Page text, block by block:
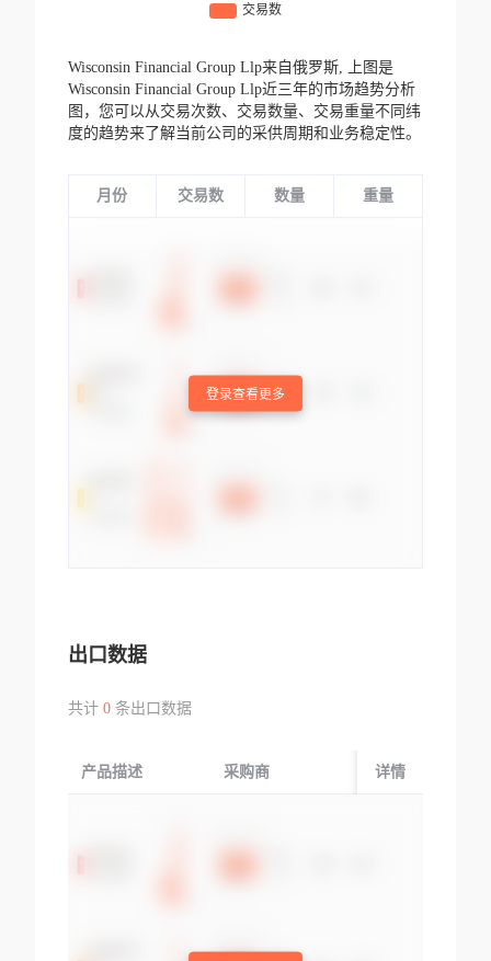
Wisconsin Financial Group Llp来自俄罗斯,
上图是
Wisconsin Financial Group Llp近三年的市场趋势分析
图，您可以从交易次数、交易数量、交易重量不同纬
度的趋势来了解当前公司的采供周期和业务稳定性。
月份 交易数 数量 重量
登录查看更多
出口数据
共计 0条出口数据
产品描述 采购商 起运国/地区
详情